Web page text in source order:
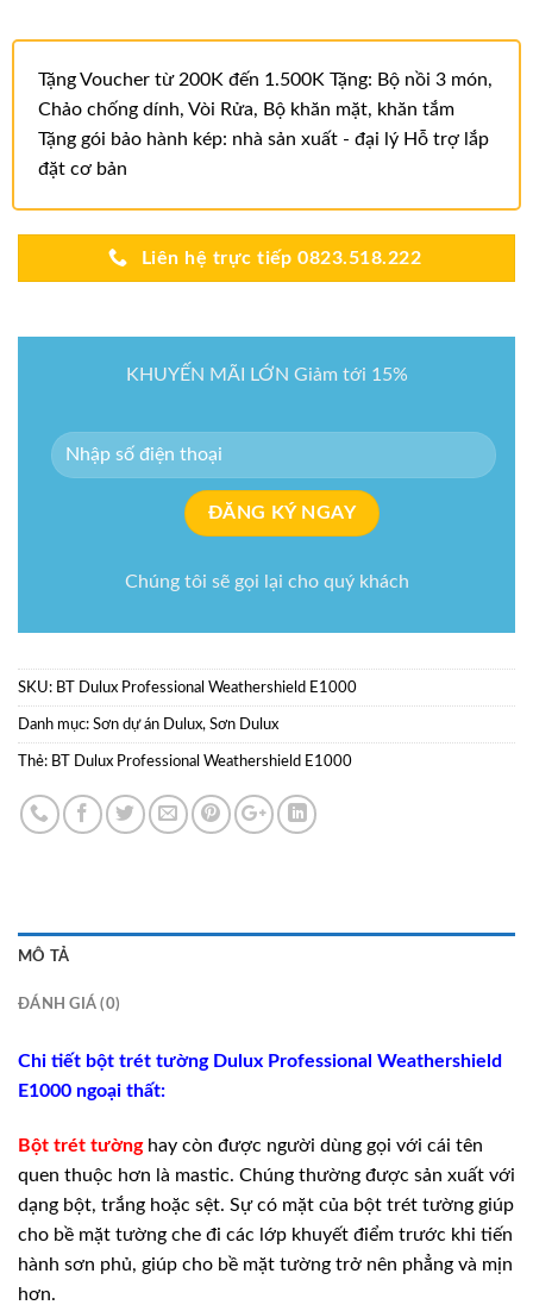
Tặng Voucher từ 200K đến 1.500K Tặng: Bộ nồi 3 món,
Chảo chống dính, Vòi Rửa, Bộ khăn mặt, khăn tắm
Tặng gói bảo hành kép: nhà sản xuất - đại lý Hỗ trợ lắp
đặt cơ bản
Liên hệ trực tiếp 0823.518.222
KHUYẾN MÃI LỚN Giảm tới 15%
Chúng tôi sẽ gọi lại cho quý khách
SKU: BT Dulux Professional Weathershield E1000
Danh mục: Sơn dự án Dulux, Sơn Dulux
Thẻ: BT Dulux Professional Weathershield E1000
MÔ TẢ
ĐÁNH GIÁ (0)
Chi tiết bột trét tường Dulux Professional Weathershield
E1000 ngoại thất:
Bột trét tường hay còn được người dùng gọi với cái tên
quen thuộc hơn là mastic. Chúng thường được sản xuất với
dạng bột, trắng hoặc sệt. Sự có mặt của bột trét tường giúp
cho bề mặt tường che đi các lớp khuyết điểm trước khi tiến
hành sơn phủ, giúp cho bề mặt tường trở nên phẳng và mịn
hơn.